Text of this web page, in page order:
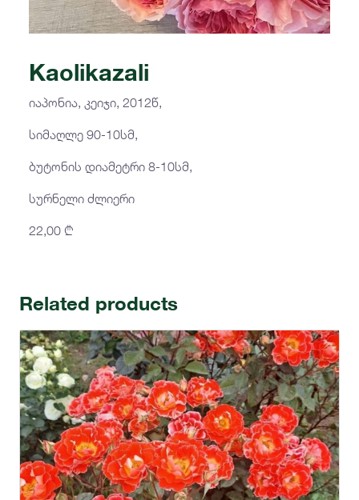
Kaolikazali
იაპონია, კეიჯი, 2012წ,
სიმაღლე 90-10სმ,
ბუტონის დიამეტრი 8-10სმ,
სურნელი ძლიერი
22,00 ₾
Related products